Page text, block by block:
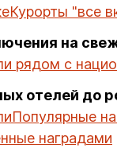
Курорты "все
на
рядом с
отелей до
Популярные
наградами